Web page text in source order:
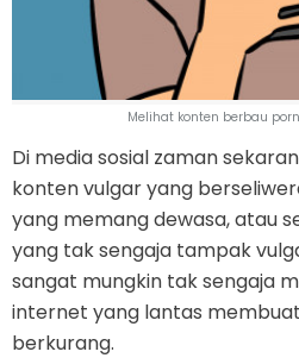
Melihat konten berbau
Di media sosial zaman
konten vulgar yang
yang memang dewasa, atau
yang tak sengaja tampak
sangat mungkin tak sengaja
internet yang lantas
berkurang.